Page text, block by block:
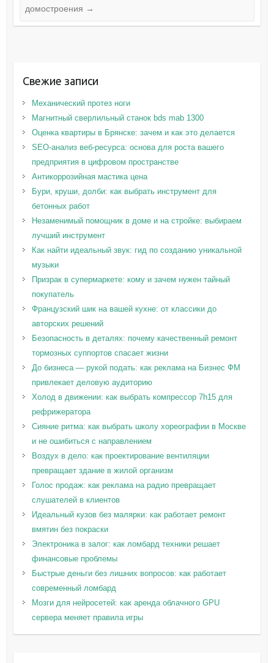
домостроения →
Свежие записи
Механический протез ноги
Магнитный сверлильный станок bds mab 1300
Оценка квартиры в Брянске: зачем и как это делается
SEO-анализ веб-ресурса: основа для роста вашего
предприятия в цифровом пространстве
Антикоррозийная мастика цена
Бури, круши, долби: как выбрать инструмент для
бетонных работ
Незаменимый помощник в доме и на стройке: выбираем
лучший инструмент
Как найти идеальный звук: гид по созданию уникальной
музыки
Призрак в супермаркете: кому и зачем нужен тайный
покупатель
Французский шик на вашей кухне: от классики до
авторских решений
Безопасность в деталях: почему качественный ремонт
тормозных суппортов спасает жизни
До бизнеса — рукой подать: как реклама на Бизнес ФМ
привлекает деловую аудиторию
Холод в движении: как выбрать компрессор 7h15 для
рефрижератора
Сияние ритма: как выбрать школу хореографии в Москве
и не ошибиться с направлением
Воздух в дело: как проектирование вентиляции
превращает здание в жилой организм
Голос продаж: как реклама на радио превращает
слушателей в клиентов
Идеальный кузов без малярки: как работает ремонт
вмятин без покраски
Электроника в залог: как ломбард техники решает
финансовые проблемы
Быстрые деньги без лишних вопросов: как работает
современный ломбард
Мозги для нейросетей: как аренда облачного GPU
сервера меняет правила игры